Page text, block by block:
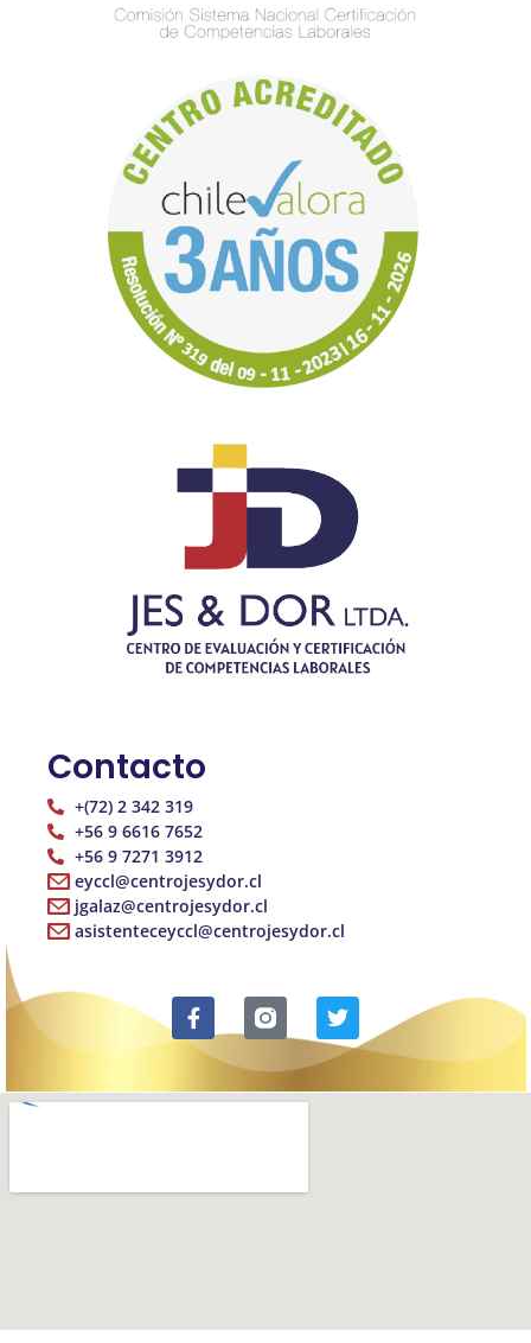
Contacto
+(72) 2 342 319
+56 9 6616 7652
+56 9 7271 3912
eyccl@centrojesydor.cl
jgalaz@centrojesydor.cl
asistenteceyccl@centrojesydor.cl